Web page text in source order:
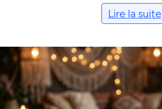
Lire la suite